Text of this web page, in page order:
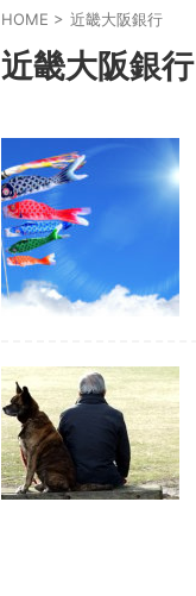
HOME > 近畿大阪銀行
近畿大阪銀行